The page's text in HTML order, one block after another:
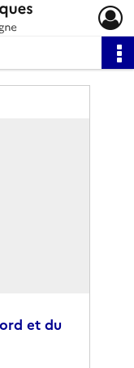
et du